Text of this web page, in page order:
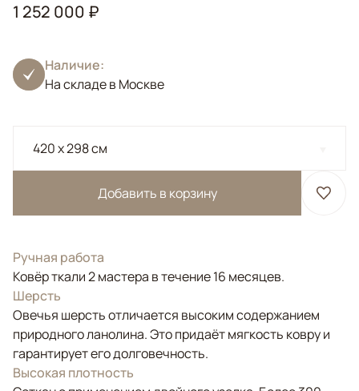
1 252 000 ₽
Наличие:
На складе в Москве
420 x 298 см
Добавить в корзину
Ручная работа
Ковёр ткали 2 мастера в течение 16 месяцев.
Шерсть
Овечья шерсть отличается высоким содержанием
природного ланолина. Это придаёт мягкость ковру и
гарантирует его долговечность.
Высокая плотность